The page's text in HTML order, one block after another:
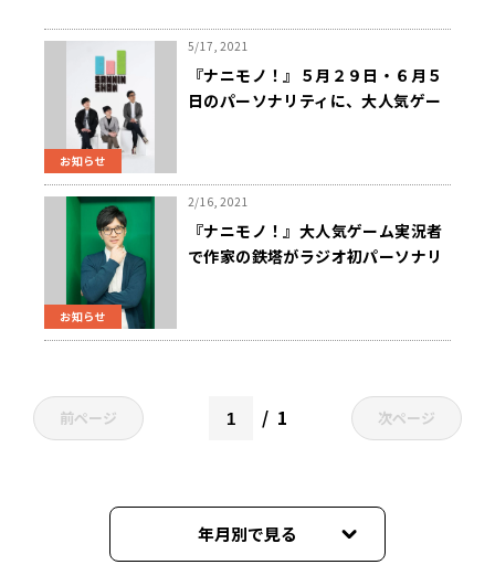
お知らせ
5/17, 2021
『ナニモノ！』５月２９日・６月５
日のパーソナリティに、大人気ゲー
お知らせ
2/16, 2021
『ナニモノ！』大人気ゲーム実況者
で作家の鉄塔がラジオ初パーソナリ
前ページ 1 次ページ
年月別で見る